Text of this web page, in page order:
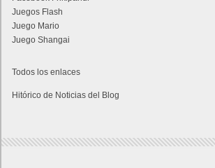
Juegos Flash
Juego Mario
Juego Shangai
Todos los enlaces
Hitórico de Noticias del Blog